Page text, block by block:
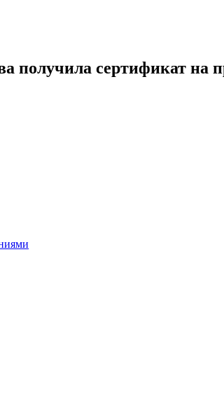
получила сертификат на